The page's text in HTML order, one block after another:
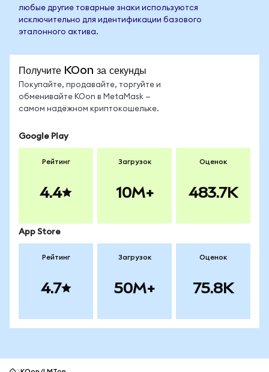
любые другие товарные знаки используются
исключительно для идентификации базового
эталонного актива.
Получите KOon за секунды
Покупайте, продавайте, торгуйте и
обменивайте KOon в MetaMask —
самом надёжном криптокошельке.
Google Play
Рейтинг
4.4
Загрузок
10M+
Оценок
483.7K
App Store
Рейтинг
4.7
Загрузок
50M+
Оценок
75.8K